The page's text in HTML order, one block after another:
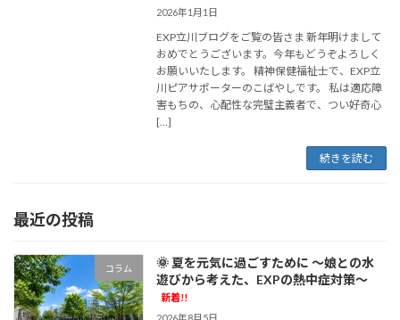
2026年1月1日
EXP立川ブログをご覧の皆さま 新年明けまして
おめでとうございます。今年もどうぞよろしく
お願いいたします。 精神保健福祉士で、EXP立
川ピアサポーターのこばやしです。 私は適応障
害もちの、心配性な完璧主義者で、つい好奇心
[…]
続きを読む
最近の投稿
コラム
🌞 夏を元気に過ごすために ～娘との水
遊びから考えた、EXPの熱中症対策～
新着!!